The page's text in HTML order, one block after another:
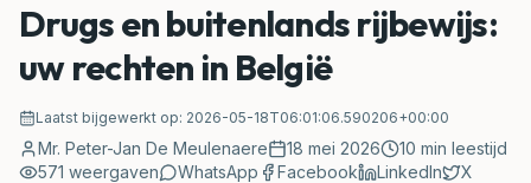
Drugs en buitenlands rijbewijs:
uw rechten in België
Laatst bijgewerkt op: 2026-05-18T06:01:06.590206+00:00
Mr. Peter-Jan De Meulenaere 18 mei 2026 10 min leestijd
571 weergaven WhatsApp Facebook LinkedIn X